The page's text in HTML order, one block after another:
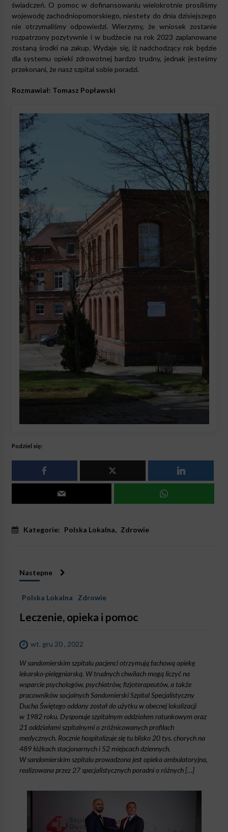
świadczeń. O pomoc w dofinansowaniu wielokrotnie prosiliśmy
wojewodę zachodniopomorskiego, niestety do dnia dzisiejszego
nie otrzymaliśmy odpowiedzi. Wierzymy, że wniosek zostanie
rozpatrzony pozytywnie i w budżecie na rok 2023 zaplanowane
zostaną środki na zakup. Wydaje się, iż nadchodzący rok będzie
dla systemu opieki zdrowotnej bardzo trudny, jednak jesteśmy
przekonani, że nasz szpital sobie poradzi.
Rozmawiał: Tomasz Popławski
Podziel się:
Kategorie: Polska Lokalna, Zdrowie
Nastepne
Polska Lokalna Zdrowie
Leczenie, opieka i pomoc
wt. gru 20 , 2022
W sandomierskim szpitalu pacjenci otrzymują fachową opiekę
lekarsko-pielęgniarską. W trudnych chwilach mogą liczyć na
wsparcie psychologów, psychiatrów, fizjoterapeutów, a także
pracowników socjalnych Sandomierski Szpital Specjalistyczny
Ducha Świętego oddany został do użytku w obecnej lokalizacji
w 1982 roku. Dysponuje szpitalnym oddziałem ratunkowym oraz
21 oddziałami szpitalnymi o zróżnicowanych profilach
medycznych. Rocznie hospitalizuje się tu blisko 20 tys. chorych na
489 łóżkach stacjonarnych i 52 miejscach dziennych.
W sandomierskim szpitalu prowadzona jest opieka ambulatoryjna,
realizowana przez 27 specjalistycznych poradni o różnych […]